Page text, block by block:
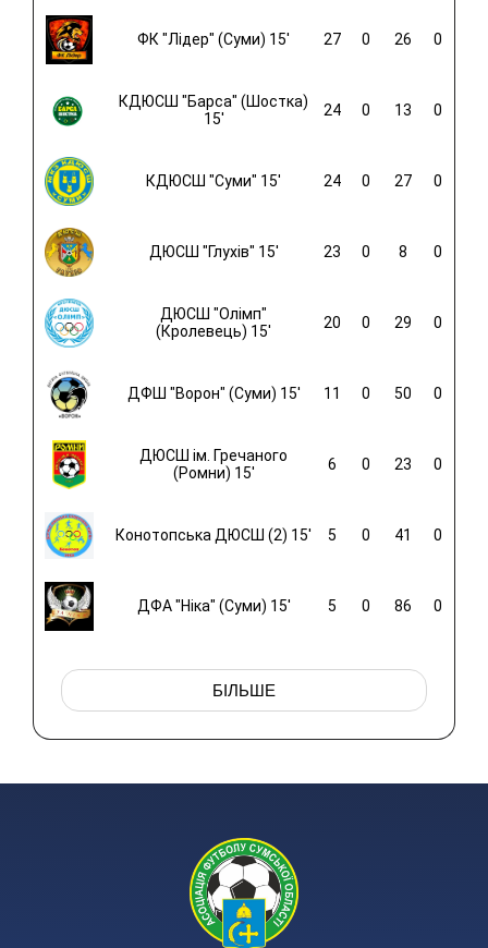
ФК "Лідер" (Суми) 15' 27 0 26 0
КДЮСШ "Барса" (Шостка)
15'
24 0 13 0
КДЮСШ "Суми" 15' 24 0 27 0
ДЮСШ "Глухів" 15' 23 0 8 0
ДЮСШ "Олімп"
(Кролевець) 15'
20 0 29 0
ДФШ "Ворон" (Суми) 15' 11 0 50 0
ДЮСШ ім. Гречаного
(Ромни) 15'
6 0 23 0
Конотопська ДЮСШ (2) 15' 5 0 41 0
ДФА "Ніка" (Суми) 15' 5 0 86 0
БІЛЬШЕ